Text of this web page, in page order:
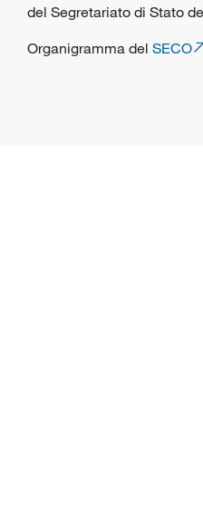
del Segretariato di Stato
Organigramma del SECO